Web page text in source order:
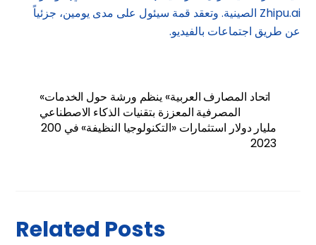
Zhipu.ai الصينية. وتعقد قمة سيئول على مدى يومين، جزئياً
عن طريق اجتماعات بالفيديو.
«اتحاد المصارف العربية» ينظم ورشة حول الخدمات
المصرفية المعززة بتقنيات الذكاء الاصطناعي
200 مليار دولار استثمارات «التكنولوجيا النظيفة» في
2023
Related Posts